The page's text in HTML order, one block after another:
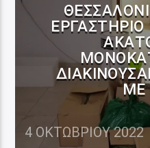
ΜΕ
4 ΟΚΤΩΒΡΊΟΥ 2022